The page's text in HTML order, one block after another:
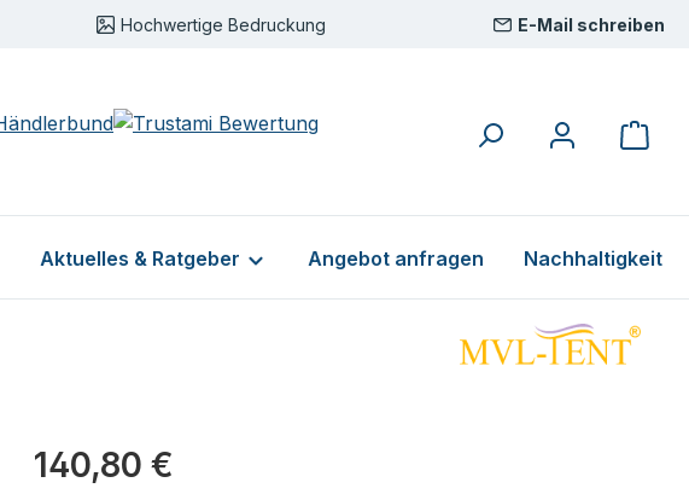
Hochwertige Bedruckung E-Mail schreiben
Aktuelles & Ratgeber Angebot anfragen Nachhaltigkeit
Regulärer Preis:
140,80 €